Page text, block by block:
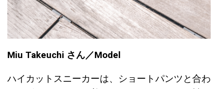
Miu Takeuchi さん／Model
ハイカットスニーカーは、ショートパンツと合わ